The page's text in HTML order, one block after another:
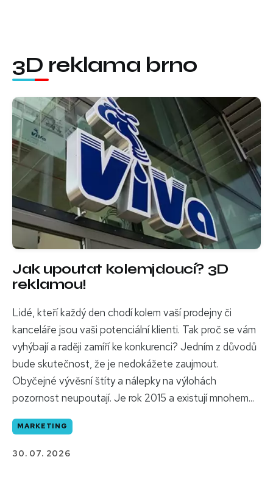
3D reklama brno
Jak upoutat kolemjdoucí? 3D
reklamou!
Lidé, kteří každý den chodí kolem vaší prodejny či
kanceláře jsou vaši potenciální klienti. Tak proč se vám
vyhýbají a raději zamíří ke konkurenci? Jedním z důvodů
bude skutečnost, že je nedokážete zaujmout.
Obyčejné vývěsní štíty a nálepky na výlohách
pozornost neupoutají. Je rok 2015 a existují mnohem...
MARKETING
30. 07. 2026